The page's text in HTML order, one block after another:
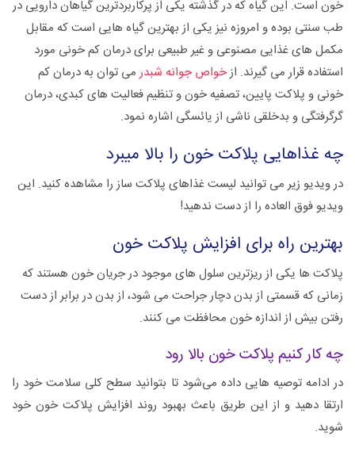
خون است. این گیاه که در گذشته یکی از پرکاربردترین گیاهان دارویی در
طب سنتی بوده و امروزه نیز یکی از بهترین گیاه هایی است که مقابل
مکمل های غذایی مصنوعی و غیر طبیعی برای درمان کم خونی مورد
استفاده قرار می گیرند. ازخواص جوانه شبدرمی توان به درمان کم
خونی و پلاکت پایین، تصفیه خون و تنظیم فعالیت های کبدی، درمان
گرگرفتگی و بدخلقی ناشی از یائسگی اشاره نمود.
چه غذاهایی پلاکت خون را بالا میبرد
در ویدیو زیر می توانید لیست غذاهای پلاکت ساز را مشاهده کنید. این
ویدیو فوق العاده را از دست ندهید!
بهترین راه برای افزایش پلاکت خون
پلاکت ها یکی از ریزترین سلول های موجود در جریان خون هستند که
زمانی که قسمتی از بدن دچار جراحت می شود، از بدن در برابر از دست
رفتن بیش از اندازه خون محافظت می کنند.
چه کار کنیم پلاکت خون بالا رود
در ادامه توصیه هایی داده می‌شود تا بتوانید سطح کلی سلامت خود را
ارتقا دهید و از این طریق باعث بهبود روند افزایش پلاکت خون خود
شوید.